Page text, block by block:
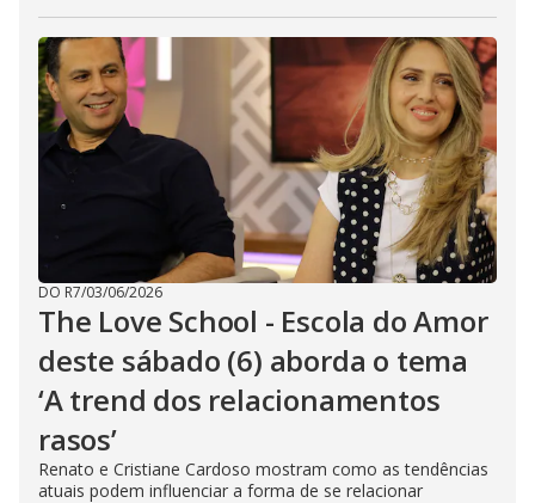
DO R7/03/06/2026
The Love School - Escola do Amor
deste sábado (6) aborda o tema
‘A trend dos relacionamentos
rasos’
Renato e Cristiane Cardoso mostram como as tendências
atuais podem influenciar a forma de se relacionar